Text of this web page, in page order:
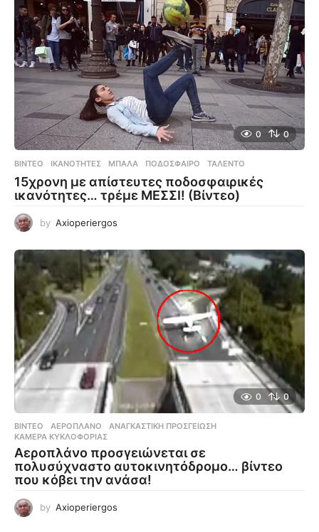
0 0
ΒΊΝΤΕΟ ΙΚΑΝΌΤΗΤΕΣ ,ΜΠΆΛΑ ,ΠΟΔΌΣΦΑΙΡΟ ,ΤΑΛΈΝΤΟ
15χρονη με απίστευτες ποδοσφαιρικές
ικανότητες… τρέμε ΜΕΣΣΙ! (Βίντεο)
by Axioperiergos
0 0
ΒΊΝΤΕΟ ΑΕΡΟΠΛΆΝΟ ,ΑΝΑΓΚΑΣΤΙΚΉ ΠΡΟΣΓΕΊΩΣΗ
ΚΆΜΕΡΑ ΚΥΚΛΟΦΟΡΊΑΣ
Αεροπλάνο προσγειώνεται σε
πολυσύχναστο αυτοκινητόδρομο… βίντεο
που κόβει την ανάσα!
by Axioperiergos